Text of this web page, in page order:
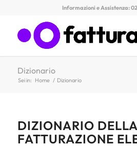
Informazioni e Assistenza:
Dizionario
Sei in: Home / Dizionario
DIZIONARIO DELLA
FATTURAZIONE